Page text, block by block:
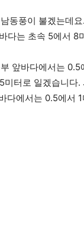
동풍이 불겠는데
다는 초속 5에서 8
앞바다에서는 0.5
미터로 일겠습니다.
다에서는 0.5에서